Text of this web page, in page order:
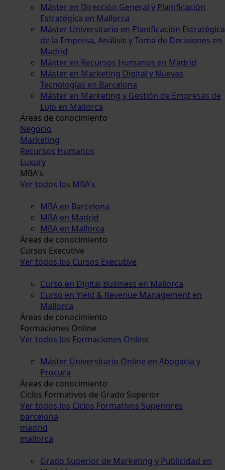
Máster en Dirección General y Planificación
Estratégica en Mallorca
Máster Universitario en Planificación Estratégica
de la Empresa, Análisis y Toma de Decisiones en
Madrid
Máster en Recursos Humanos en Madrid
Máster en Marketing Digital y Nuevas
Tecnologías en Barcelona
Máster en Marketing y Gestión de Empresas de
Lujo en Mallorca
Áreas de conocimiento
Negocio
Marketing
Recursos Humanos
Luxury
MBA's
Ver todos los MBA's
MBA en Barcelona
MBA en Madrid
MBA en Mallorca
Áreas de conocimiento
Cursos Executive
Ver todos los Cursos Executive
Curso en Digital Business en Mallorca
Curso en Yield & Revenue Management en
Mallorca
Áreas de conocimiento
Formaciones Online
Ver todos los Formaciones Online
Máster Universitario Online en Abogacía y
Procura
Áreas de conocimiento
Ciclos Formativos de Grado Superior
Ver todos los Ciclos Formativos Superiores
barcelona
madrid
mallorca
Grado Superior de Marketing y Publicidad en